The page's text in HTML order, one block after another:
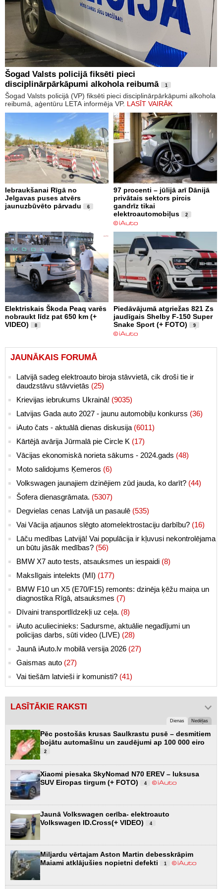
Šogad Valsts policijā fiksēti pieci
disciplinārpārkāpumi alkohola reibumā
1
Šogad Valsts policijā (VP) fiksēti pieci disciplinārpārkāpumi alkohola
reibumā, aģentūru LETA informēja VP. LASĪT VAIRĀK
Iebraukšanai Rīgā no
Jelgavas puses atvērs
jaunuzbūvēto pārvadu
6
97 procenti – jūlijā arī Dānijā
privātais sektors pircis
gandrīz tikai
elektroautomobiļus
2
Elektriskais Škoda Peaq varēs
nobraukt līdz pat 650 km (+
VIDEO)
8
Piedāvājumā atgriežas 821 Zs
jaudīgais Shelby F-150 Super
Snake Sport (+ FOTO)
9
JAUNĀKAIS FORUMĀ
Latvijā sadeg elektroauto biroja stāvvietā, cik droši tie ir
daudzstāvu stāvvietās (25)
Krievijas iebrukums Ukrainā! (9035)
Latvijas Gada auto 2027 - jaunu automobiļu konkurss (36)
iAuto čats - aktuālā dienas diskusija (6011)
Kārtējā avārija Jūrmalā pie Circle K (17)
Vācijas ekonomiskā norieta sākums - 2024.gads (48)
Moto salidojums Ķemeros (6)
Volkswagen jaunajiem dzinējiem zūd jauda, ko darīt? (44)
Šofera dienasgrāmata. (5307)
Degvielas cenas Latvijā un pasaulē (535)
Vai Vācija atjaunos slēgto atomelektrostaciju darbību? (16)
Lāču medības Latvijā! Vai populācija ir kļuvusi nekontrolējama
un būtu jāsāk medības? (56)
BMW X7 auto tests, atsauksmes un iespaidi (8)
Makslīgais intelekts (MI) (177)
BMW F10 un X5 (E70/F15) remonts: dzinēja ķēžu maiņa un
diagnostika Rīgā, atsauksmes (7)
Dīvaini transportlīdzekļi uz ceļa. (8)
iAuto aculiecinieks: Sadursme, aktuālie negadījumi un
policijas darbs, sūti video (LIVE) (28)
Jaunā iAuto.lv mobilā versija 2026 (27)
Gaismas auto (27)
Vai tiešām latvieši ir komunisti? (41)
LASĪTĀKIE RAKSTI
Dienas Nedēļas
Pēc postošās krusas Saulkrastu pusē – desmitiem
bojātu automašīnu un zaudējumi ap 100 000 eiro
2
Xiaomi piesaka SkyNomad N70 EREV – luksusa
SUV Eiropas tirgum (+ FOTO)
4
Jaunā Volkswagen cerība- elektroauto
Volkswagen ID.Cross(+ VIDEO)
4
Miljardu vērtajam Aston Martin debesskrāpim
Maiami atklājušies nopietni defekti
1